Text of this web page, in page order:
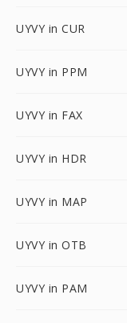
UYVY in CUR
UYVY in PPM
UYVY in FAX
UYVY in HDR
UYVY in MAP
UYVY in OTB
UYVY in PAM